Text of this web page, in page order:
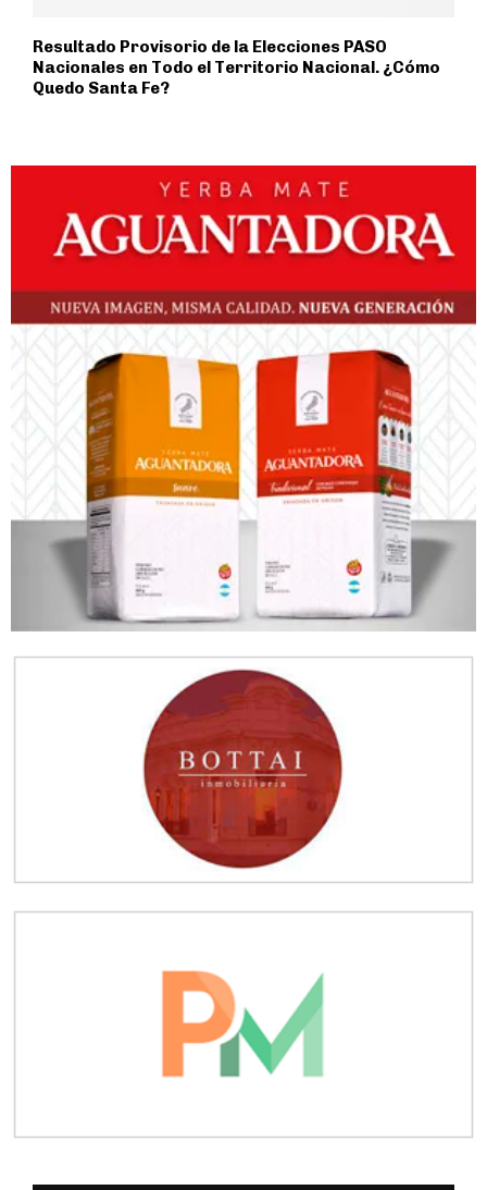
Resultado Provisorio de la Elecciones PASO
Nacionales en Todo el Territorio Nacional. ¿Cómo
Quedo Santa Fe?